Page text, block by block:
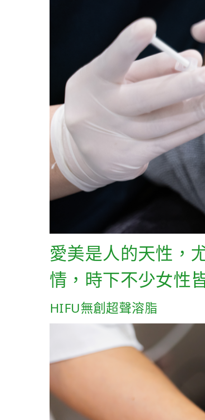
愛美是人的天性，
情，時下不少女性
HIFU無創超聲溶脂